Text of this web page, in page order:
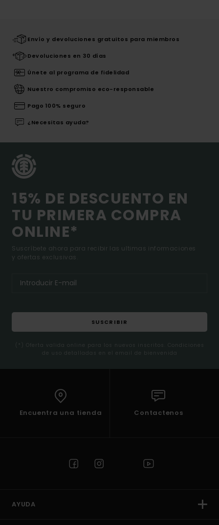
Envío y devoluciones gratuitos para miembros
Devoluciones en 30 días
Únete al programa de fidelidad
Nuestro compromiso eco-responsable
Pago 100% seguro
¿Necesitas ayuda?
15% DE DESCUENTO EN
TU PRIMERA COMPRA
ONLINE*
Suscríbete ahora para recibir las ultimas informaciones
y ofertas exclusivas.
SUSCRIBIR
(*) Oferta valida online para los nuevos inscritos. Condiciones
de uso detalladas en el email de bienvenida
Encuentra una tienda Contactenos
AYUDA